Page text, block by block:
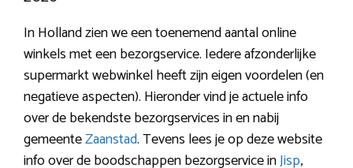
In Holland zien we een toenemend aantal online
winkels met een bezorgservice. Iedere afzonderlijke
supermarkt webwinkel heeft zijn eigen voordelen (en
negatieve aspecten). Hieronder vind je actuele info
over de bekendste bezorgservices in en nabij
gemeenteZaanstad. Tevens lees je op deze website
info over de boodschappen bezorgservice inJisp,